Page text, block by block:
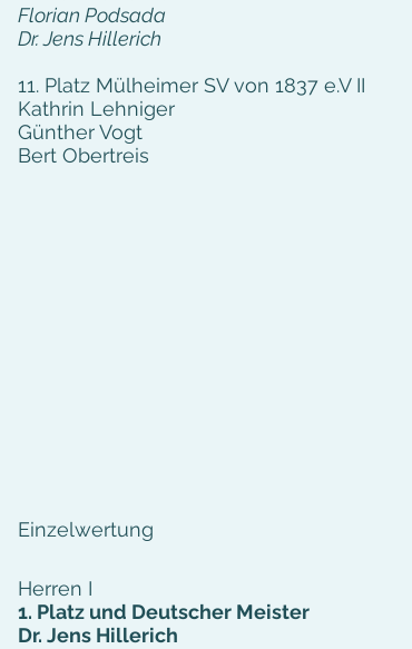
Florian Podsada
Dr. Jens Hillerich
11. Platz Mülheimer SV von 1837 e.V II
​Kathrin Lehniger
Günther Vogt
Bert Obertreis
Einzelwertung
Herren I
1. Platz und Deutscher Meister
Dr. Jens Hillerich